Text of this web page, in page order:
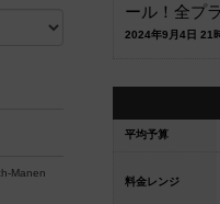
Manen
ール！全プ
2024年9月4日 21
平均予算
料金レンジ